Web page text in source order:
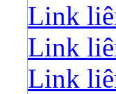
Link
Link
Link